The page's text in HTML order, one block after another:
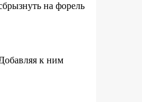
на форель
к ним